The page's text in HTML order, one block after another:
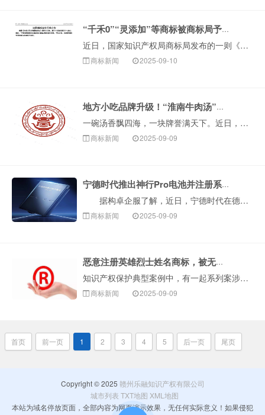
“千禾0”“灵添加”等商标被商标局予以无效！
近日，国家知识产权局商标局发布的一则《注册商标宣告无效公告》显示，沈阳某美容公司申请的“灵添加”商标被正式宣告无效。看到&ld···
商标新闻 2025-09-10
地方小吃品牌升级！“淮南牛肉汤”正式获批注册！
一碗汤香飘四海，一块牌誉满天下。近日，由安徽省淮南市淮南牛肉汤产业发展协会提交的“淮南牛肉汤”集体商标（图形）获准注册。这标志着淮南牛肉汤产业迎来发展···
商标新闻 2025-09-09
宁德时代推出神行Pro电池并注册系列商标
据构卓企服了解，近日，宁德时代在德国慕尼黑车展发布NP3.0电池安全技术平台，并推出首款磷酸铁锂动力电池‘神行Pro’。查询显示，宁德时代已申请注···
商标新闻 2025-09-09
恶意注册英雄烈士姓名商标，被无效！
知识产权保护典型案例中，有一起系列案涉及恶意注册英雄烈士姓名商标。据悉，部分企业或个人在果酒（含酒精）、葡萄酒、钓鱼用具、洗衣液等多个商品类别上申请注···
商标新闻 2025-09-09
首页 前一页 1 2 3 4 5 后一页 尾页
Copyright © 2025 赣州乐融知识产权有限公司
城市列表 TXT地图 XML地图
本站为域名停放页面，全部内容为网页演示效果，无任何实际意义！如果侵犯